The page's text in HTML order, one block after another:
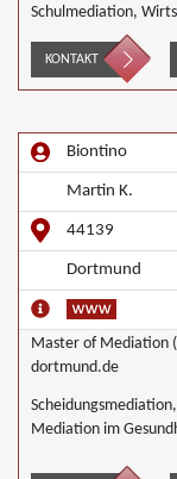
Schulmediation,
KONTAKT
Biontino
Martin K.
44139
Dortmund
Master of Mediation
dortmund.de
Mediation im